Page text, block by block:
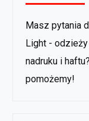
Masz pytania
Light -
nadruku i
pomożemy!